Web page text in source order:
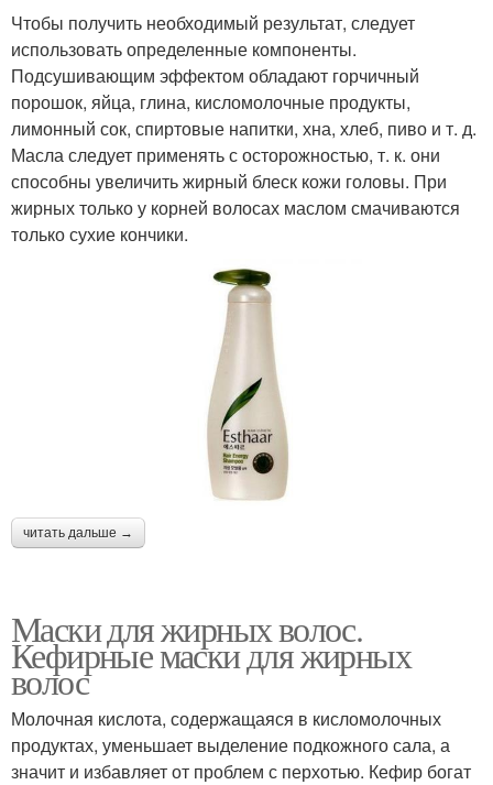
Чтобы получить необходимый результат, следует
использовать определенные компоненты.
Подсушивающим эффектом обладают горчичный
порошок, яйца, глина, кисломолочные продукты,
лимонный сок, спиртовые напитки, хна, хлеб, пиво и т. д.
Масла следует применять с осторожностью, т. к. они
способны увеличить жирный блеск кожи головы. При
жирных только у корней волосах маслом смачиваются
только сухие кончики.
читать дальше →
Маски для жирных волос.
Кефирные маски для жирных
волос
Молочная кислота, содержащаяся в кисломолочных
продуктах, уменьшает выделение подкожного сала, а
значит и избавляет от проблем с перхотью. Кефир богат